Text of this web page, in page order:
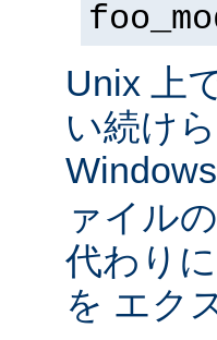
Unix 上
い続け
ァイル
代わり
を エク